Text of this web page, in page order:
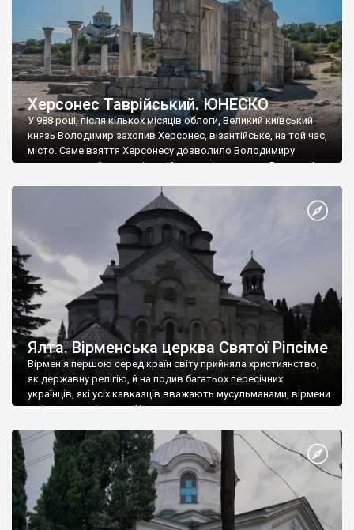
Херсонес Таврійський. ЮНЕСКО
У 988 році, після кількох місяців облоги, Великий київський
князь Володимир захопив Херсонес, візантійське, на той час,
місто. Саме взяття Херсонесу дозволило Володимиру
диктувати свої умови візантійському імператору Василю ІІ, та
Херсонесі Володимир-язичник, став Василем-християнином.
А потім було Хрещення Русі. На честь Херсонесу Таврійського
Ялта. Вірменська церква Святої Ріпсіме
Вірменія першою серед країн світу прийняла християнство,
як державну релігію, й на подив багатьох пересічних
українців, які усіх кавказців вважають мусульманами, вірмени
є відданими вірянами Христа